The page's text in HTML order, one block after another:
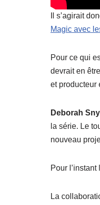
Il s’agirait
Magic avec
Pour ce qui
devrait en
et producteur
Deborah
la série. Le
nouveau
Pour
La